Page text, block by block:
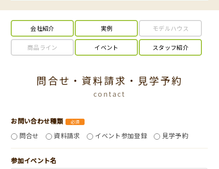
会社紹介 実例 モデルハウス
商品ライン イベント スタッフ紹介
問合せ・資料請求・見学予約
contact
お問い合わせ種類 必須
問合せ 資料請求 イベント参加登録 見学予約
参加イベント名